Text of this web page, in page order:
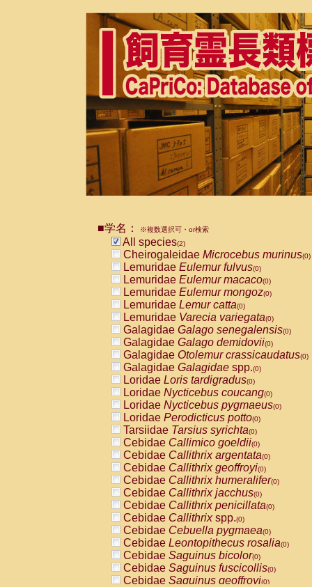
■学名： ※複数選択可・or検索
All species(2)
Cheirogaleidae Microcebus murinus(0)
Lemuridae Eulemur fulvus(0)
Lemuridae Eulemur macaco(0)
Lemuridae Eulemur mongoz(0)
Lemuridae Lemur catta(0)
Lemuridae Varecia variegata(0)
Galagidae Galago senegalensis(0)
Galagidae Galago demidovii(0)
Galagidae Otolemur crassicaudatus(0)
Galagidae Galagidae spp.(0)
Loridae Loris tardigradus(0)
Loridae Nycticebus coucang(0)
Loridae Nycticebus pygmaeus(0)
Loridae Perodicticus potto(0)
Tarsiidae Tarsius syrichta(0)
Cebidae Callimico goeldii(0)
Cebidae Callithrix argentata(0)
Cebidae Callithrix geoffroyi(0)
Cebidae Callithrix humeralifer(0)
Cebidae Callithrix jacchus(0)
Cebidae Callithrix penicillata(0)
Cebidae Callithrixspp.(0)
Cebidae Cebuella pygmaea(0)
Cebidae Leontopithecus rosalia(0)
Cebidae Saguinus bicolor(0)
Cebidae Saguinus fuscicollis(0)
Cebidae Saguinus geoffroyi(0)